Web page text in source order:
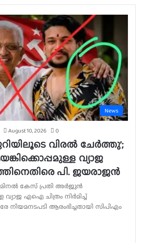
News
August 10, 2026 0
വിരൽ ചേർത്തു’;
വ്യാജ
പി. ജയരാജൻ
കേസ് പ്രതി അർജുൻ
വ്യാജ എഐ ചിത്രം നിർമിച്ച്
നിയമനടപടി ആരംഭിച്ചതായി സിപിഎം